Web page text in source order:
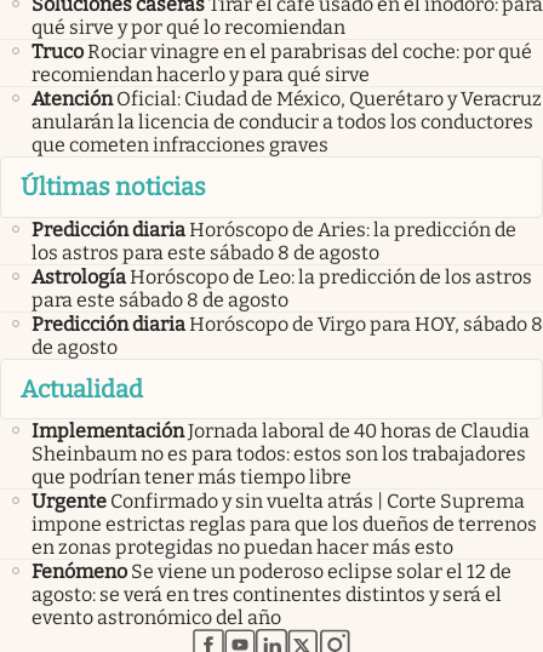
qué sirve y por qué lo recomiendan
TrucoRociar vinagre en el parabrisas del coche: por qué
recomiendan hacerlo y para qué sirve
Atención Oficial: Ciudad de México, Querétaro y Veracruz
anularán la licencia de conducir a todos los conductores
que cometen infracciones graves
Últimas noticias
Predicción diariaHoróscopo de Aries: la predicción de
los astros para este sábado 8 de agosto
AstrologíaHoróscopo de Leo: la predicción de los astros
para este sábado 8 de agosto
Predicción diariaHoróscopo de Virgo para HOY, sábado 8
de agosto
Actualidad
ImplementaciónJornada laboral de 40 horas de Claudia
Sheinbaum no es para todos: estos son los trabajadores
que podrían tener más tiempo libre
Urgente Confirmado y sin vuelta atrás | Corte Suprema
impone estrictas reglas para que los dueños de terrenos
en zonas protegidas no puedan hacer más esto
Fenómeno Se viene un poderoso eclipse solar el 12 de
agosto: se verá en tres continentes distintos y será el
evento astronómico del año
abre en nueva pestaña
abre en nueva pestaña
abre en nueva pestaña
abre en nueva pestaña
abre en nueva pestaña